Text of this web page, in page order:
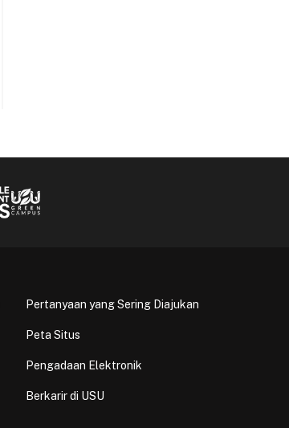
Pertanyaan yang Sering Diajukan
Peta Situs
Pengadaan Elektronik
Berkarir di USU